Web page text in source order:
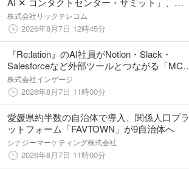
AICX協会とGenerative AI Japanの後援が決
定！
株式会社リックテレコム
2026年8月7日 12時45分
『Re:lation』のAI社員がNotion・Slack・
Salesforceなど外部ツールとつながる「MCP
連携」を提供開始
株式会社インゲージ
2026年8月7日 11時00分
愛媛県約半数の自治体で導入、関係人口プラ
ットフォーム「FAVTOWN」が9自治体へ
シナジーマーケティング株式会社
2026年8月7日 11時00分